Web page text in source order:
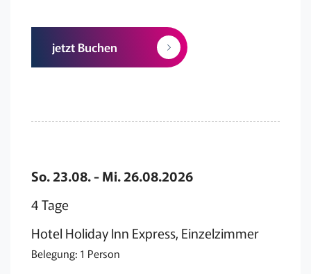
jetzt Buchen
So. 23.08. - Mi. 26.08.2026
4 Tage
Hotel Holiday Inn Express, Einzelzimmer
Belegung: 1 Person